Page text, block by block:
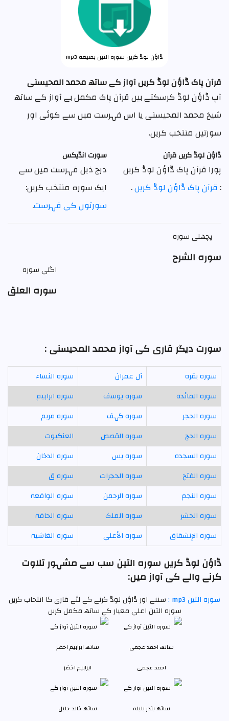
ڈاؤن لوڈ کریں سورہ التين بصيغة mp3
قرآن پاک ڈاؤن لوڈ کریں آواز کے ساتھ محمد المحیسنی
آپ ڈاؤن لوڈ کرسکتے ہیں قرآن پاک مکمل ہے آواز کے ساتھ
شیخ محمد المحیسنی یا اس فہرست میں سے کوئی اور
سورتیں منتخب کریں۔
ڈاؤن لوڈ کریں قرآن
پورا قرآن پاک ڈاؤن لوڈ کریں
: قرآن پاک ڈاؤن لوڈ کریں.
سورت انڈیکس
درج ذیل فہرست میں سے
ایک سوره منتخب کریں:
سورتوں کی فہرست.
پچھلی سورہ
سورہ الشرح
اگلی سورہ
سورہ العلق
سورت دیگر قاری کی آواز محمد المحیسنی :
سورہ بقرہ آل عمران
سورہ النساء
سورہ المائدہ
سورہ يوسف
سورہ ابراہیم
سورہ الحجر
سورہ کہف
سورہ مريم
سورہ الحج
سورہ القصص
العنكبوت
سورہ السجدہ
سورہ يس
سورہ الدخان
سورہ الفتح
سورہ الحجرات
سورہ ق
سورہ النجم
سورہ الرحمن
سورہ الواقعہ
سورہ الحشر
سورہ الملک
سورہ الحاقہ
سورہ الإنشقاق
سورہ الأعلى سورہ الغاشیہ
ڈاؤن لوڈ کریں سورہ التين سب سے مشہور تلاوت
کرنے والے کی آواز میں:
سورہ التين mp3 :
سننے اور ڈاؤن لوڈ کرنے کے لئے قاری کا انتخاب کریں
سورہ التين اعلی معیار کے ساتھ مکمل کریں
احمد عجمی ابراہیم اخضر